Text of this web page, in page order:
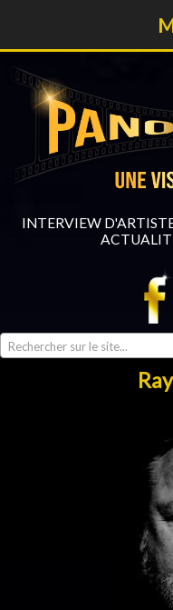
INTERVIEW
Rechercher sur le site...